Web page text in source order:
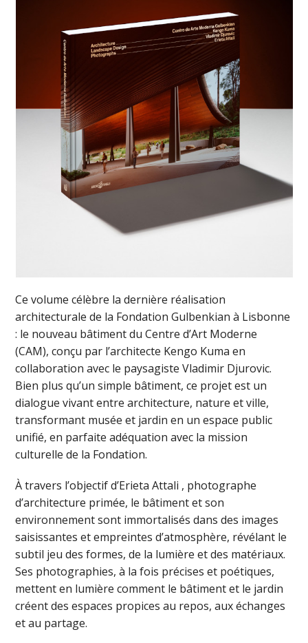
Ce volume célèbre la dernière réalisation
architecturale de la Fondation Gulbenkian à Lisbonne
: le nouveau bâtiment du Centre d’Art Moderne
(CAM), conçu par l’architecte Kengo Kuma en
collaboration avec le paysagiste Vladimir Djurovic.
Bien plus qu’un simple bâtiment, ce projet est un
dialogue vivant entre architecture, nature et ville,
transformant musée et jardin en un espace public
unifié, en parfaite adéquation avec la mission
culturelle de la Fondation.
À travers l’objectif d’Erieta Attali , photographe
d’architecture primée, le bâtiment et son
environnement sont immortalisés dans des images
saisissantes et empreintes d’atmosphère, révélant le
subtil jeu des formes, de la lumière et des matériaux.
Ses photographies, à la fois précises et poétiques,
mettent en lumière comment le bâtiment et le jardin
créent des espaces propices au repos, aux échanges
et au partage.